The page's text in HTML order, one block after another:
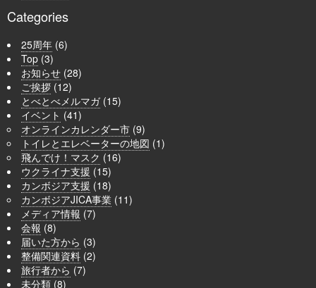
Categories
25周年 (6)
Top (3)
お知らせ (28)
ご挨拶 (12)
とべとべメルマガ(15)
イベント (41)
オンラインカレンダー市 (9)
トイレとエレベーターの地図 (1)
飛んでけ！マスク (16)
ウクライナ支援 (15)
カンボジア支援 (18)
カンボジアJICA事業 (11)
メディア情報 (7)
会報 (8)
届いた方から (3)
整備関連資料 (2)
旅行者から (7)
未分類 (8)